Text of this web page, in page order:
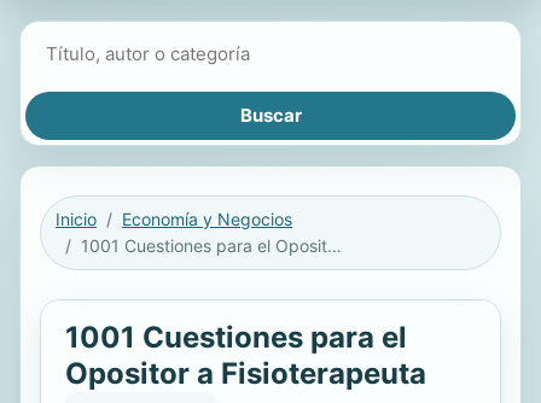
Inicio
Economía y Negocios
1001 Cuestiones para el Opositor a Fisioterapeuta
1001 Cuestiones para el
Opositor a Fisioterapeuta